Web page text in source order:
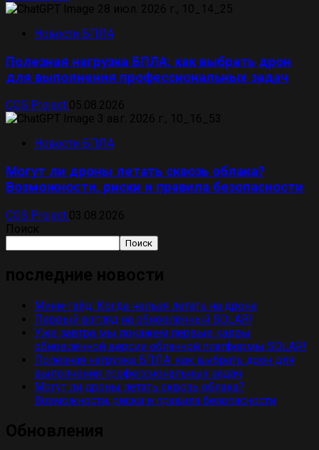
Новости БПЛА
Полезная нагрузка БПЛА: как выбрать дрон
для выполнения профессиональных задач
COS Project
Новости БПЛА
Могут ли дроны летать сквозь облака?
Возможности, риски и правила безопасности
COS Project
Поиск
Мини-гайд: Когда нельзя летать на дроне
Первый взгляд на обновлённый SOLAR!
Уже завтра мы покажем первые кадры
обновлённой версии облачной платформы SOLAR!
Полезная нагрузка БПЛА: как выбрать дрон для
выполнения профессиональных задач
Могут ли дроны летать сквозь облака?
Возможности, риски и правила безопасности